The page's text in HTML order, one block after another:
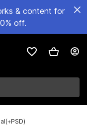
& content for
off.